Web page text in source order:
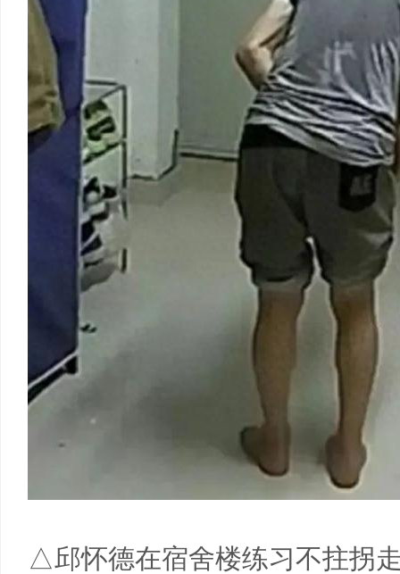
△邱怀德在宿舍楼练习不拄拐